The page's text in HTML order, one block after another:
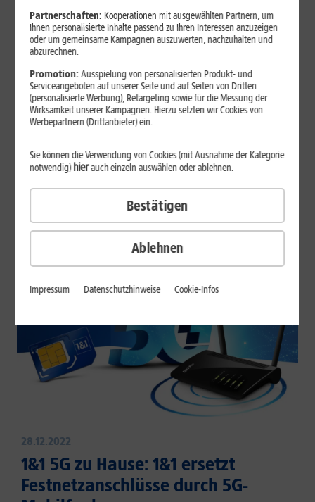
30.12.2022
Glasfaser-Anschlüsse in Stuttgart,
Düsseldorf, Würzburg und Co. ab
sofort über 1&1 buchbar
Stuttgart-Botnang fit für die digitale Zukunft.
28.12.2022
1&1 5G zu Hause: 1&1 ersetzt
Festnetzanschlüsse durch 5G-
Partnerschaften: Kooperationen mit ausgewählten Partnern, um
Ihnen personalisierte Inhalte passend zu Ihren Interessen anzuzeigen
oder um gemeinsame Kampagnen auszuwerten, nachzuhalten und
abzurechnen.
Promotion:Ausspielung von personalisierten Produkt- und
Serviceangeboten auf unserer Seite und auf Seiten von Dritten
(personalisierte Werbung), Retargeting sowie für die Messung der
Wirksamkeit unserer Kampagnen. Hierzu setzten wir Cookies von
Werbepartnern (Drittanbieter) ein.
Ablehnen
Sie können die Verwendung von Cookies (mit Ausnahme der Kategorie
notwendig)hierauch einzeln auswählen oder ablehnen.
Bestätigen
Impressum Datenschutzhinweise Cookie-Infos